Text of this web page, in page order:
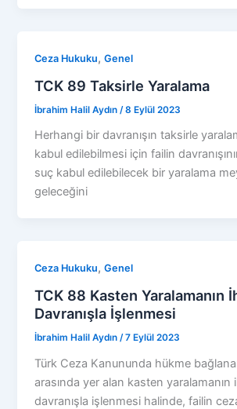
Ceza Hukuku,Genel
TCK 89 Taksirle Yaralama
İbrahim Halil Aydın /8 Eylül 2023
Herhangi bir davranışın taksirle
kabul edilebilmesi için failin
suç kabul edilebilecek bir yaralama
geleceğini
Ceza Hukuku,Genel
TCK 88 Kasten Yaralamanın
Davranışla İşlenmesi
İbrahim Halil Aydın/7 Eylül 2023
Türk Ceza Kanununda hükme
arasında yer alan kasten yaralamanın
davranışla işlenmesi halinde, failin